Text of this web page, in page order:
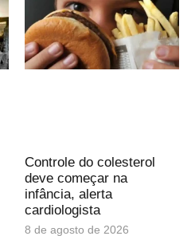
Controle do colesterol
deve começar na
infância, alerta
cardiologista
8 de agosto de 2026